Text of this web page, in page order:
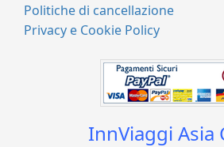
Politiche di cancellazione
Privacy e Cookie Policy
InnViaggi Asia